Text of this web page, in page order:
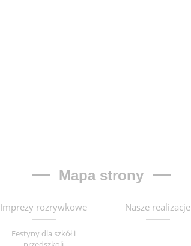
Mapa strony
Imprezy rozrywkowe
Festyny dla szkół i
Nasze realizacje